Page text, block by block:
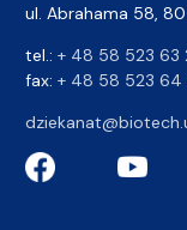
ul. Abrahama 58,
tel.: + 48 58 523 63
fax: + 48 58 523 64